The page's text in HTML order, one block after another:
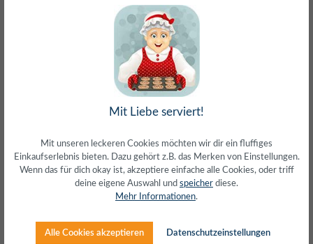
Regulärer Preis:
inkl. MwSt. zzgl. Versand (gratis ab 50€)
Mit Liebe serviert!
Mit unseren leckeren Cookies möchten wir dir ein fluffiges
Einkaufserlebnis bieten. Dazu gehört z.B. das Merken von Einstellungen.
Wenn das für dich okay ist, akzeptiere einfache alle Cookies, oder triff
deine eigene Auswahl und speicher diese.
Mehr Informationen.
Alle Cookies akzeptieren Datenschutzeinstellungen